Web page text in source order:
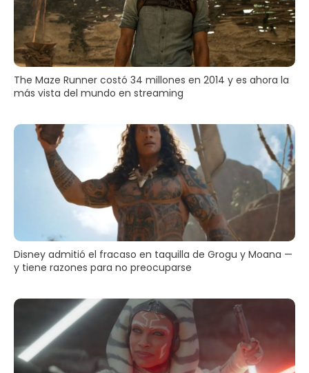
The Maze Runner costó 34 millones en 2014 y es ahora la
más vista del mundo en streaming
Disney admitió el fracaso en taquilla de Grogu y Moana —
y tiene razones para no preocuparse